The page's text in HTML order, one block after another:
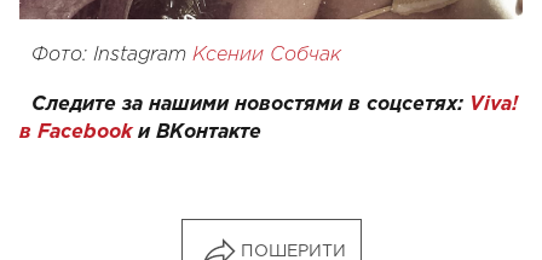
Фото: Instagram Ксении Собчак
Следите за нашими новостями в соцсетях: Viva!
в Facebookи ВКонтакте
ПОШЕРИТИ